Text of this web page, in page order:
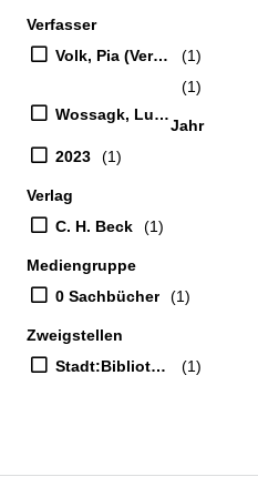
Suchfilter
Verfasser
Volk, Pia (Verfasser)
(1)
Wossagk, Lukas (Illustrator)
(1)
Jahr
2023
(1)
Verlag
C. H. Beck
(1)
Mediengruppe
0 Sachbücher
(1)
Zweigstellen
Stadt:Bibliothek
(1)